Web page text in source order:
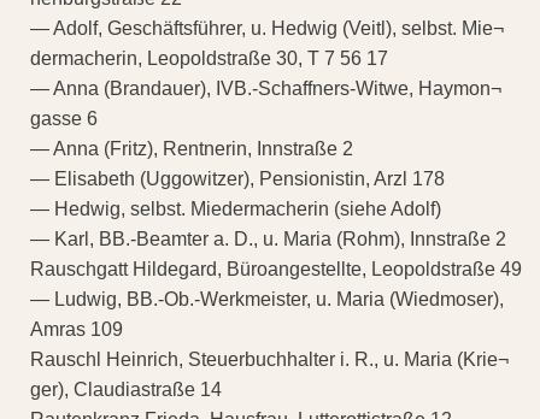
— Adolf, Geschäftsführer, u. Hedwig (Veitl), selbst. Mie¬
dermacherin, Leopoldstraße 30, T 7 56 17
— Anna (Brandauer), IVB.-Schaffners-Witwe, Haymon¬
gasse 6
— Anna (Fritz), Rentnerin, Innstraße 2
— Elisabeth (Uggowitzer), Pensionistin, Arzl 178
— Hedwig, selbst. Miedermacherin (siehe Adolf)
— Karl, BB.-Beamter a. D., u. Maria (Rohm), Innstraße 2
Rauschgatt Hildegard, Büroangestellte, Leopoldstraße 49
— Ludwig, BB.-Ob.-Werkmeister, u. Maria (Wiedmoser),
Amras 109
Rauschl Heinrich, Steuerbuchhalter i. R., u. Maria (Krie¬
ger), Claudiastraße 14